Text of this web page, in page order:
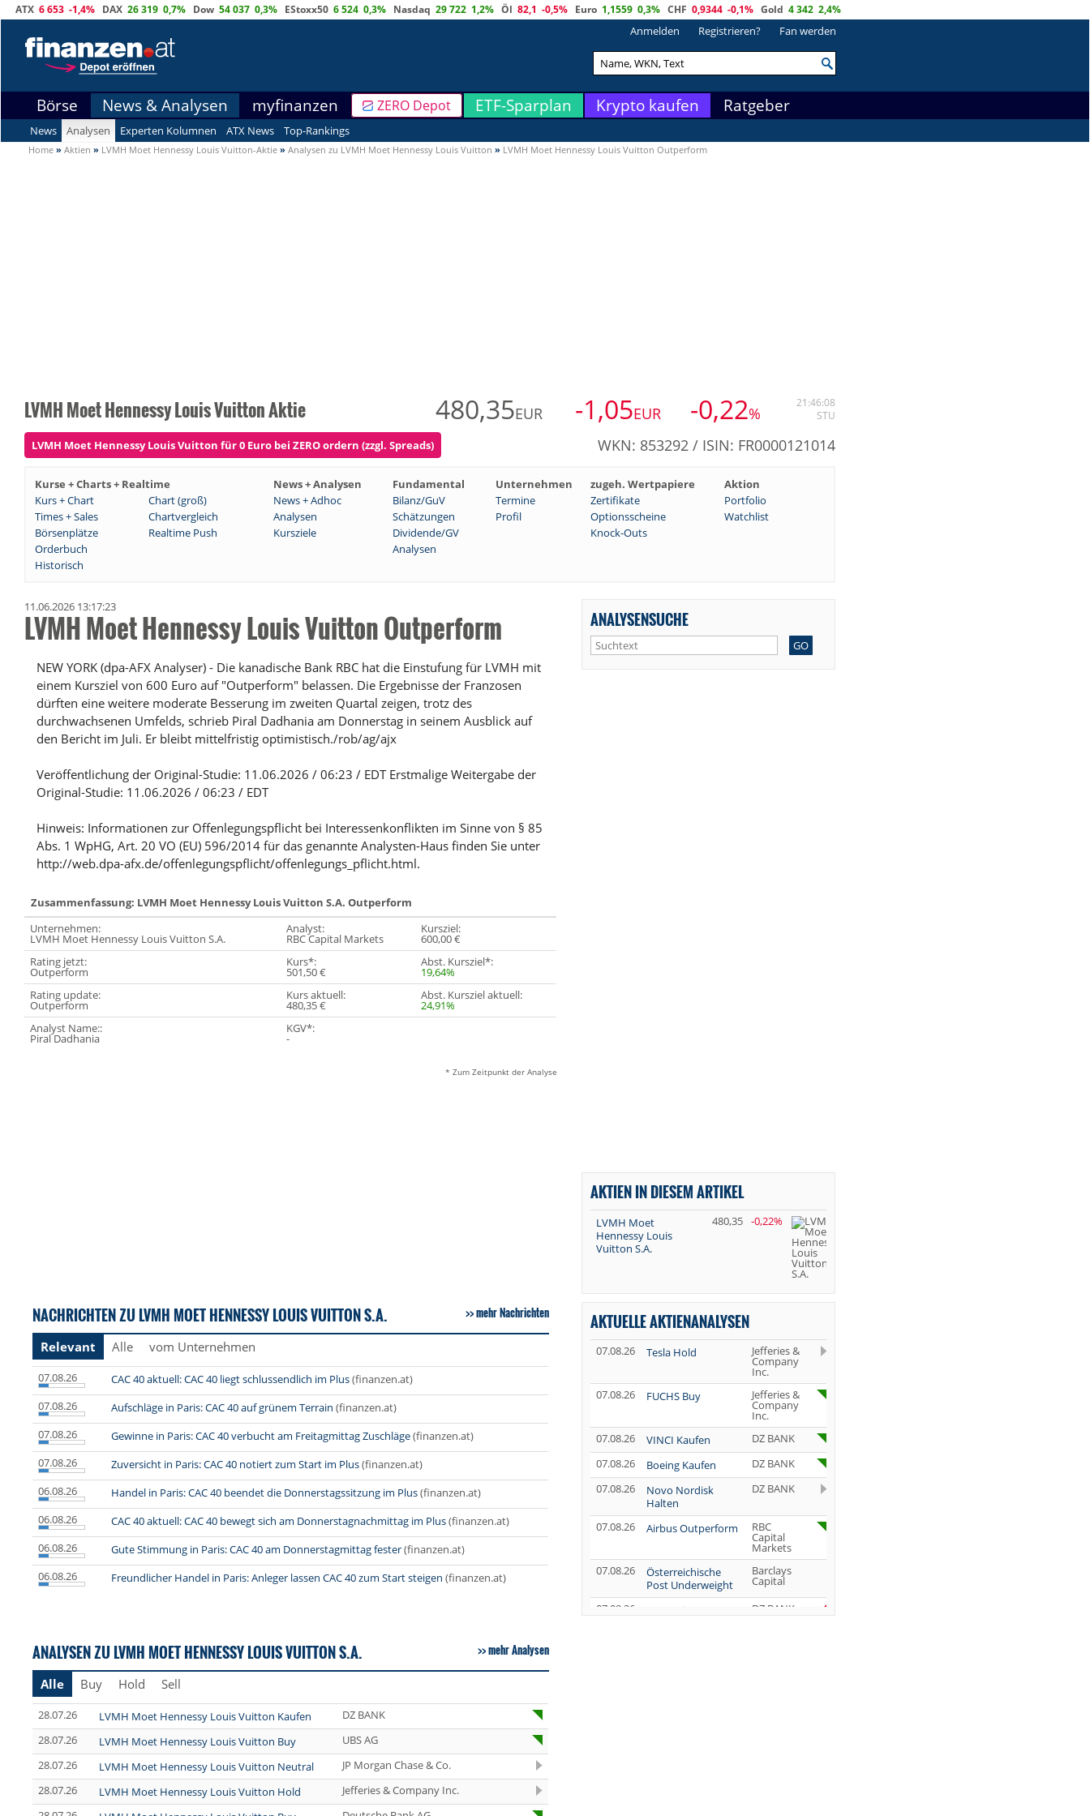
ATX 6 653 -1,4% DAX 26 319 0,7% Dow 54 037 0,3% EStoxx50 6 524 0,3% Nasdaq 29 722 1,2% Öl 82,1 -0,5% Euro 1,1559 0,3% CHF 0,9344 -0,1% Gold 4 342 2,4%
Anmelden Registrieren? Fan werden
Börse News & Analysen myfinanzen ZERO Depot ETF-Sparplan Krypto kaufen Ratgeber
News Analysen Experten Kolumnen ATX News Top-Rankings
Home » Aktien » LVMH Moet Hennessy Louis Vuitton-Aktie » Analysen zu LVMH Moet Hennessy Louis Vuitton » LVMH Moet Hennessy Louis Vuitton Outperform
LVMH Moet Hennessy Louis Vuitton Aktie 480,35EUR -1,05EUR -0,22%
21:46:08
STU
LVMH Moet Hennessy Louis Vuitton für 0 Euro bei ZERO ordern (zzgl. Spreads) WKN: 853292 / ISIN: FR0000121014
Kurse + Charts + Realtime News + Analysen Fundamental Unternehmen zugeh. Wertpapiere
Aktion
Kurs + Chart
Chart (groß) News + Adhoc Bilanz/GuV Termine Zertifikate
Portfolio
Times + Sales
Chartvergleich Analysen Schätzungen Profil Optionsscheine
Watchlist
Börsenplätze
Realtime Push Kursziele Dividende/GV
Knock-Outs
Orderbuch
Analysen
Historisch
11.06.2026 13:17:23
LVMH Moet Hennessy Louis Vuitton Outperform
NEW YORK (dpa-AFX Analyser) - Die kanadische Bank RBC hat die Einstufung für LVMH mit
einem Kursziel von 600 Euro auf "Outperform" belassen. Die Ergebnisse der Franzosen
dürften eine weitere moderate Besserung im zweiten Quartal zeigen, trotz des
durchwachsenen Umfelds, schrieb Piral Dadhania am Donnerstag in seinem Ausblick auf
den Bericht im Juli. Er bleibt mittelfristig optimistisch./rob/ag/ajx
Veröffentlichung der Original-Studie: 11.06.2026 / 06:23 / EDT Erstmalige Weitergabe der
Original-Studie: 11.06.2026 / 06:23 / EDT
Hinweis: Informationen zur Offenlegungspflicht bei Interessenkonflikten im Sinne von § 85
Abs. 1 WpHG, Art. 20 VO (EU) 596/2014 für das genannte Analysten-Haus finden Sie unter
http://web.dpa-afx.de/offenlegungspflicht/offenlegungs_pflicht.html.
Zusammenfassung: LVMH Moet Hennessy Louis Vuitton S.A. Outperform
Unternehmen:
LVMH Moet Hennessy Louis Vuitton S.A.
Analyst:
RBC Capital Markets
Kursziel:
600,00 €
Rating jetzt:
Outperform
Kurs*:
501,50 €
Abst. Kursziel*:
19,64%
Rating update:
Outperform
Kurs aktuell:
480,35 €
Abst. Kursziel aktuell:
24,91%
Analyst Name::
Piral Dadhania
KGV*:
-
* Zum Zeitpunkt der Analyse
NACHRICHTEN ZU LVMH MOET HENNESSY LOUIS VUITTON S.A. mehr Nachrichten
Relevant Alle vom Unternehmen
07.08.26 CAC 40 aktuell: CAC 40 liegt schlussendlich im Plus(finanzen.at)
07.08.26
Aufschläge in Paris: CAC 40 auf grünem Terrain (finanzen.at)
07.08.26
Gewinne in Paris: CAC 40 verbucht am Freitagmittag Zuschläge(finanzen.at)
07.08.26
Zuversicht in Paris: CAC 40 notiert zum Start im Plus(finanzen.at)
06.08.26
Handel in Paris: CAC 40 beendet die Donnerstagssitzung im Plus(finanzen.at)
06.08.26
CAC 40 aktuell: CAC 40 bewegt sich am Donnerstagnachmittag im Plus(finanzen.at)
06.08.26
Gute Stimmung in Paris: CAC 40 am Donnerstagmittag fester(finanzen.at)
06.08.26
Freundlicher Handel in Paris: Anleger lassen CAC 40 zum Start steigen (finanzen.at)
ANALYSEN ZU LVMH MOET HENNESSY LOUIS VUITTON S.A. mehr Analysen
Alle Buy Hold Sell
28.07.26 LVMH Moet Hennessy Louis Vuitton Kaufen
DZ BANK
28.07.26
LVMH Moet Hennessy Louis Vuitton Buy
UBS AG
28.07.26
LVMH Moet Hennessy Louis Vuitton Neutral
JP Morgan Chase & Co.
28.07.26
LVMH Moet Hennessy Louis Vuitton Hold
Jefferies & Company Inc.
ANALYSENSUCHE
GO
AKTIEN IN DIESEM ARTIKEL
LVMH Moet
Hennessy Louis
Vuitton S.A.
480,35 -0,22%
AKTUELLE AKTIENANALYSEN
07.08.26 Tesla Hold Jefferies &
Company
Inc.
07.08.26
FUCHS Buy Jefferies &
Company
Inc.
07.08.26
VINCI Kaufen
DZ BANK
07.08.26
Boeing Kaufen
DZ BANK
07.08.26
Novo Nordisk
Halten
DZ BANK
07.08.26 Airbus Outperform RBC
Capital
Markets
07.08.26
Österreichische
Post Underweight
Barclays
Capital
07.08.26
SUSS MicroTec
DZ BANK